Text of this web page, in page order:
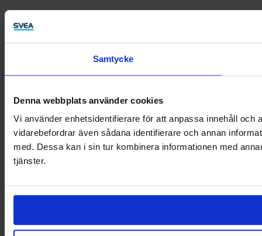
Samtycke
Denna webbplats använder cookies
Vi använder enhetsidentifierare för att anpassa innehåll
vidarebefordrar även sådana identifierare och annan
med. Dessa kan i sin tur kombinera informationen med
tjänster.